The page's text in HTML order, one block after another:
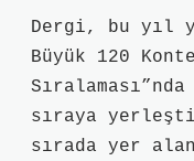
Dergi, bu yıl
Büyük 120
sıraya
sırada yer